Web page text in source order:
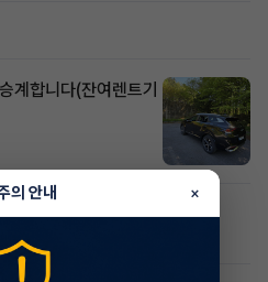
계합니다(잔여렌트기
렌트 찾으시는분!!
의 안내 ×